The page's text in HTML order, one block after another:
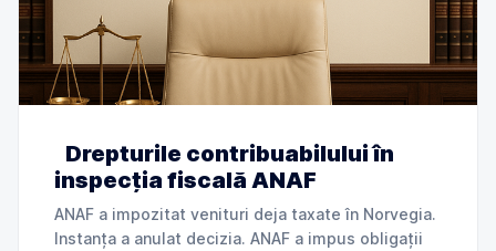
Drepturile contribuabilului în
inspecția fiscală ANAF
ANAF a impozitat venituri deja taxate în Norvegia.
Instanța a anulat decizia. ANAF a impus obligații